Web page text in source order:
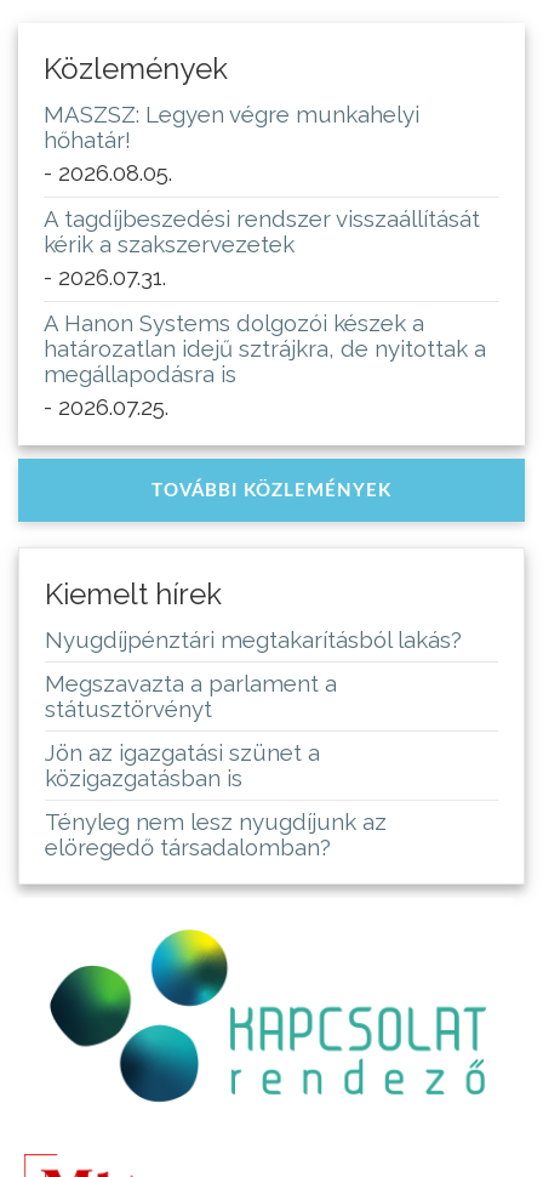
Közlemények
MASZSZ: Legyen végre munkahelyi
hőhatár!
- 2026.08.05.
A tagdíjbeszedési rendszer visszaállítását
kérik a szakszervezetek
- 2026.07.31.
A Hanon Systems dolgozói készek a
határozatlan idejű sztrájkra, de nyitottak a
megállapodásra is
- 2026.07.25.
TOVÁBBI KÖZLEMÉNYEK
Kiemelt hírek
Nyugdíjpénztári megtakarításból lakás?
Megszavazta a parlament a
státusztörvényt
Jön az igazgatási szünet a
közigazgatásban is
Tényleg nem lesz nyugdíjunk az
elöregedő társadalomban?